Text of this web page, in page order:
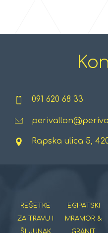
091 620 68 33
Rapska ulica 5,
REŠETKE
ZA TRAVU I
ŠLJUNAK
EGIPATSKI
MRAMOR &
GRANIT